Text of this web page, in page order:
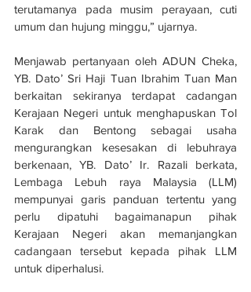
terutamanya pada musim perayaan, cuti
umum dan hujung minggu,” ujarnya.
Menjawab pertanyaan oleh ADUN Cheka,
YB. Dato’ Sri Haji Tuan Ibrahim Tuan Man
berkaitan sekiranya terdapat cadangan
Kerajaan Negeri untuk menghapuskan Tol
Karak dan Bentong sebagai usaha
mengurangkan kesesakan di lebuhraya
berkenaan, YB. Dato’ Ir. Razali berkata,
Lembaga Lebuh raya Malaysia (LLM)
mempunyai garis panduan tertentu yang
perlu dipatuhi bagaimanapun pihak
Kerajaan Negeri akan memanjangkan
cadangaan tersebut kepada pihak LLM
untuk diperhalusi.